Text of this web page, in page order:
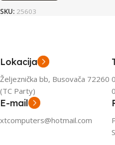
SKU: 25603
Lokacija
Željeznička bb, Busovača 72260
(TC Party)
E-mail
xtcomputers@hotmail.com